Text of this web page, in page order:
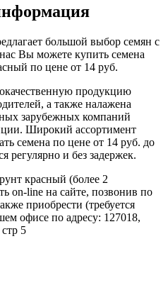
большой выбор семян с
Вы можете купить семена
по цене от 14 руб.
продукцию
а также налажена
зарубежных компаний
Широкий ассортимент
семена по цене от 14 руб. до
регулярно и без задержек.
красный (более 2
on-line на сайте, позвонив по
приобрести (требуется
офисе по адресу: 127018,
5